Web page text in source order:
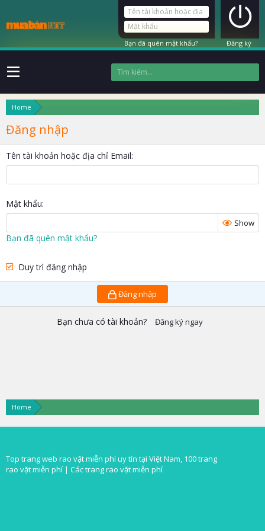
Bạn đã quên mật khẩu? Đăng ký
Home
Đăng nhập
Tên tài khoản hoặc địa chỉ Email
Mật khẩu
Show
Bạn đã quên mật khẩu?
Duy trì đăng nhập
Đăng nhập
Bạn chưa có tài khoản? Đăng ký ngay
Home
Top trang web rao vặt miễn phí uy tín tại Việt Nam, 100 trang
rao vặt miễn phí | Các trang rao vặt miễn phí